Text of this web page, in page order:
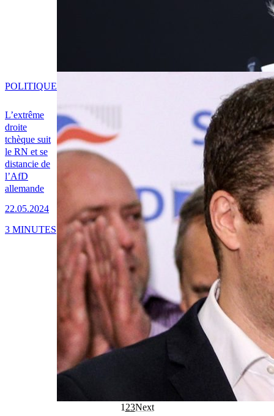
L’extrême
droite
tchèque suit
le RN et se
distancie de
l’AfD
allemande
22.05.2024
POLITIQUE
3 MINUTES
1 23Next